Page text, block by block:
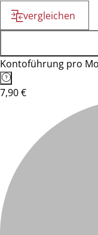
vergleichen
Kontoführung pro
7,90 €